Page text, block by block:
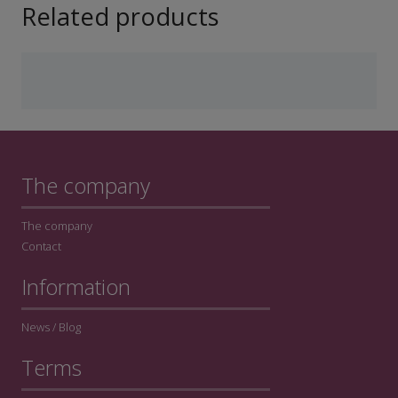
Related products
The company
The company
Contact
Information
News / Blog
Terms